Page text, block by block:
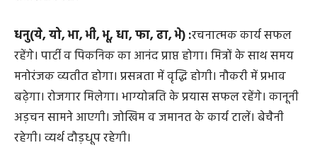
धनु(ये, यो, भा, भी, भू, धा, फा, ढा, भे) :रचनात्मक कार्य सफल
रहेंगे। पार्टी व पिकनिक का आनंद प्राप्त होगा। मित्रों के साथ समय
मनोरंजक व्यतीत होगा। प्रसन्नता में वृद्धि होगी। नौकरी में प्रभाव
बढ़ेगा। रोजगार मिलेगा। भाग्योन्नति के प्रयास सफल रहेंगे। कानूनी
अड़चन सामने आएगी। जोखिम व जमानत के कार्य टालें। बेचैनी
रहेगी। व्यर्थ दौड़धूप रहेगी।